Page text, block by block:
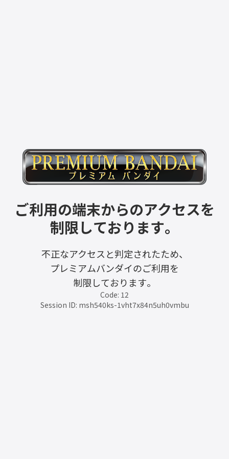
ご利用の端末からのアクセスを
制限しております。
不正なアクセスと判定されたため、
プレミアムバンダイのご利用を
制限しております。
Code: 12
Session ID: msh540ks-1vht7x84n5uh0vmbu